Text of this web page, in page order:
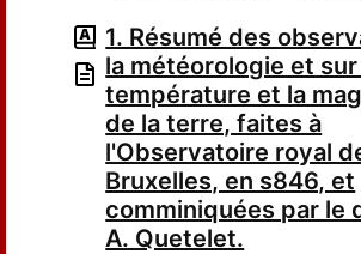
1. Résumé des
la météorologie et sur
température et la
de la terre, faites à
l'Observatoire royal
Bruxelles, en s846, et
comminiquées par le
A. Quetelet.